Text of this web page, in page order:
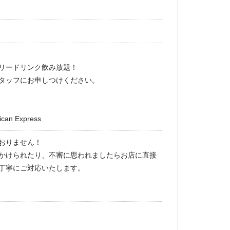
ドリンク飲み放題！
フにお申しつけください。
Express
りません！
けられたり、不審に思われましたらお店に直接
寧にご対応いたします。